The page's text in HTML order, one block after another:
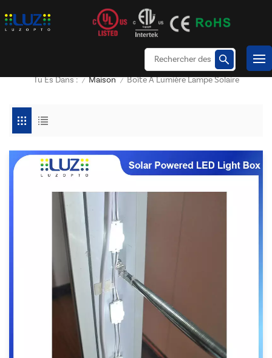
Tu Es Dans : / Maison / Boîte À Lumière Lampe Solaire